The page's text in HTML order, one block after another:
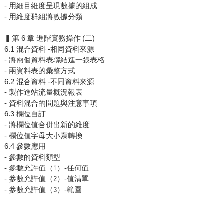
- 用細目維度呈現數據的組成
- 用維度群組將數據分類
▍第 6 章 進階實務操作 (二)
6.1 混合資料 -相同資料來源
- 將兩個資料表聯結進一張表格
- 兩資料表的彙整方式
6.2 混合資料 -不同資料來源
- 製作進站流量概況報表
- 資料混合的問題與注意事項
6.3 欄位自訂
- 將欄位值合併出新的維度
- 欄位值字母大小寫轉換
6.4 參數應用
- 參數的資料類型
- 參數允許值（1）-任何值
- 參數允許值（2）-值清單
- 參數允許值（3）-範圍